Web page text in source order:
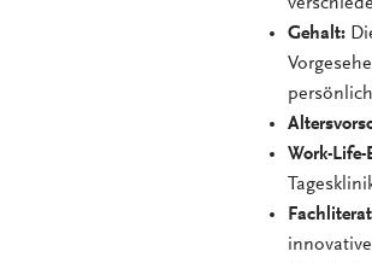
Gehalt:
Work-Life-